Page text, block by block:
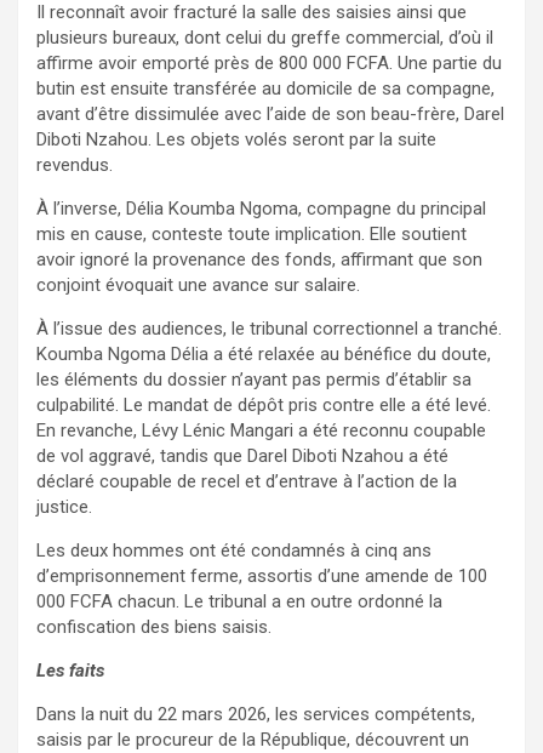
Il reconnaît avoir fracturé la salle des saisies ainsi que
plusieurs bureaux, dont celui du greffe commercial, d’où il
affirme avoir emporté près de 800 000 FCFA. Une partie du
butin est ensuite transférée au domicile de sa compagne,
avant d’être dissimulée avec l’aide de son beau-frère, Darel
Diboti Nzahou. Les objets volés seront par la suite
revendus.
À l’inverse, Délia Koumba Ngoma, compagne du principal
mis en cause, conteste toute implication. Elle soutient
avoir ignoré la provenance des fonds, affirmant que son
conjoint évoquait une avance sur salaire.
À l’issue des audiences, le tribunal correctionnel a tranché.
Koumba Ngoma Délia a été relaxée au bénéfice du doute,
les éléments du dossier n’ayant pas permis d’établir sa
culpabilité. Le mandat de dépôt pris contre elle a été levé.
En revanche, Lévy Lénic Mangari a été reconnu coupable
de vol aggravé, tandis que Darel Diboti Nzahou a été
déclaré coupable de recel et d’entrave à l’action de la
justice.
Les deux hommes ont été condamnés à cinq ans
d’emprisonnement ferme, assortis d’une amende de 100
000 FCFA chacun. Le tribunal a en outre ordonné la
confiscation des biens saisis.
Les faits
Dans la nuit du 22 mars 2026, les services compétents,
saisis par le procureur de la République, découvrent un